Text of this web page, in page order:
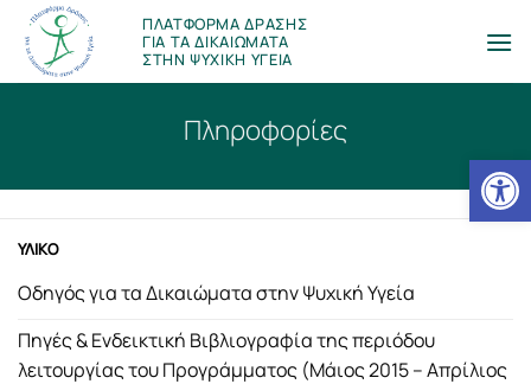
Μετάβαση
στο
περιεχόμενο
ΠΛΑΤΦΟΡΜΑ ΔΡΑΣΗΣ
ΓΙΑ ΤΑ ΔΙΚΑΙΩΜΑΤΑ
ΣΤΗΝ ΨΥΧΙΚΗ ΥΓΕΙΑ
Πληροφορίες
ΥΛΙΚΟ
Οδηγός για τα Δικαιώματα στην Ψυχική Υγεία
Πηγές & Ενδεικτική Βιβλιογραφία της περιόδου
λειτουργίας του Προγράμματος (Μάιος 2015 – Απρίλιος